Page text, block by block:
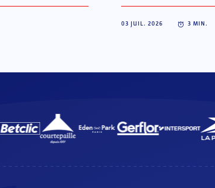
03 JUIL. 2026 3 MIN.